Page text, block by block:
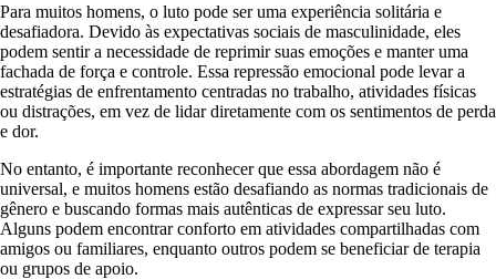
Para muitos homens, o luto pode ser uma experiência solitária e
desafiadora. Devido às expectativas sociais de masculinidade, eles
podem sentir a necessidade de reprimir suas emoções e manter uma
fachada de força e controle. Essa repressão emocional pode levar a
estratégias de enfrentamento centradas no trabalho, atividades físicas
ou distrações, em vez de lidar diretamente com os sentimentos de perda
e dor.
No entanto, é importante reconhecer que essa abordagem não é
universal, e muitos homens estão desafiando as normas tradicionais de
gênero e buscando formas mais autênticas de expressar seu luto.
Alguns podem encontrar conforto em atividades compartilhadas com
amigos ou familiares, enquanto outros podem se beneficiar de terapia
ou grupos de apoio.